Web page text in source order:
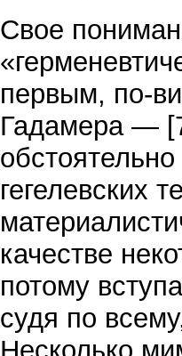
Свое
первым, по-
Гадамера —
гегелевских
качестве
потому
судя по